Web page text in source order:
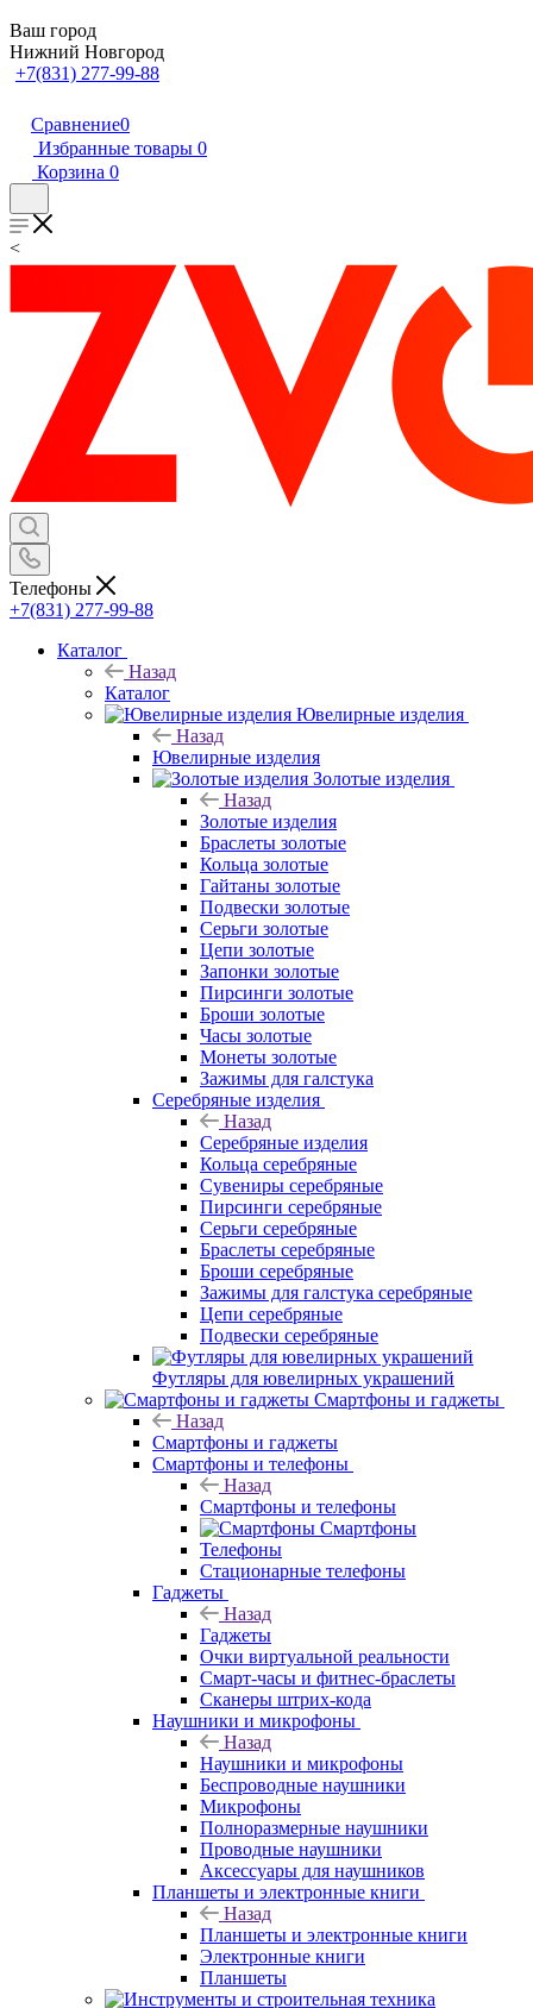
Ваш город
Нижний Новгород
+7(831) 277-99-88
Сравнение0
Избранные товары 0
Корзина 0
<
Телефоны
+7(831) 277-99-88
Каталог
Назад
Каталог
Ювелирные изделия
Назад
Ювелирные изделия
Золотые изделия
Назад
Золотые изделия
Браслеты золотые
Кольца золотые
Гайтаны золотые
Подвески золотые
Серьги золотые
Цепи золотые
Запонки золотые
Пирсинги золотые
Броши золотые
Часы золотые
Монеты золотые
Зажимы для галстука
Серебряные изделия
Назад
Серебряные изделия
Кольца серебряные
Сувениры серебряные
Пирсинги серебряные
Серьги серебряные
Браслеты серебряные
Броши серебряные
Зажимы для галстука серебряные
Цепи серебряные
Подвески серебряные
Футляры для ювелирных украшений
Смартфоны и гаджеты
Назад
Смартфоны и гаджеты
Смартфоны и телефоны
Назад
Смартфоны и телефоны
Смартфоны
Телефоны
Стационарные телефоны
Гаджеты
Назад
Гаджеты
Очки виртуальной реальности
Смарт-часы и фитнес-браслеты
Сканеры штрих-кода
Наушники и микрофоны
Назад
Наушники и микрофоны
Беспроводные наушники
Микрофоны
Полноразмерные наушники
Проводные наушники
Аксессуары для наушников
Планшеты и электронные книги
Назад
Планшеты и электронные книги
Электронные книги
Планшеты